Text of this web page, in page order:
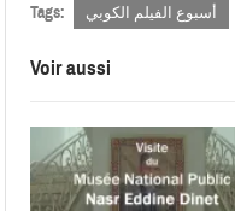
Tags: أسبوع الفيلم الكوبي
Voir aussi